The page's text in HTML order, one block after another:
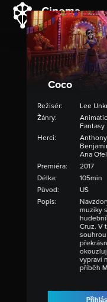
Coco
Režisér:
Lee
Žánry:
Fantasy
Herci:
Ana
Premiéra:
2017
Délka:
105min
Původ:
US
Popis:
muziky
Cruz. V
vypraví
příběh